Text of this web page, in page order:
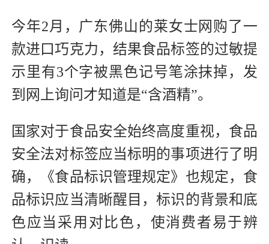
今年2月，广东佛山的莱女士网购了一
款进口巧克力，结果食品标签的过敏提
示里有3个字被黑色记号笔涂抹掉，发
到网上询问才知道是“含酒精”。
国家对于食品安全始终高度重视，食品
安全法对标签应当标明的事项进行了明
确，《食品标识管理规定》也规定，食
品标识应当清晰醒目，标识的背景和底
色应当采用对比色，使消费者易于辨